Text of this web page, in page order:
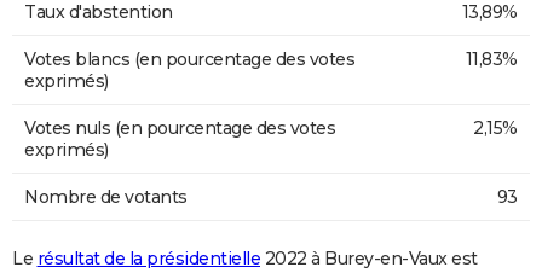
Taux d'abstention 13,89%
Votes blancs (en pourcentage des votes
exprimés)
11,83%
Votes nuls (en pourcentage des votes
exprimés)
2,15%
Nombre de votants 93
Le résultat de la présidentielle 2022 à Burey-en-Vaux est